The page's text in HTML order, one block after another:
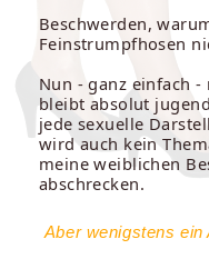
Beschwerden,
Feinstrumpfhosen
Nun - ganz einfach
bleibt absolut
jede sexuelle
wird auch kein
meine weiblichen
abschrecken.
Aber wenigstens ein